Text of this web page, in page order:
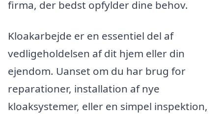
firma, der bedst opfylder dine behov.
Kloakarbejde er en essentiel del af
vedligeholdelsen af dit hjem eller din
ejendom. Uanset om du har brug for
reparationer, installation af nye
kloaksystemer, eller en simpel inspektion,